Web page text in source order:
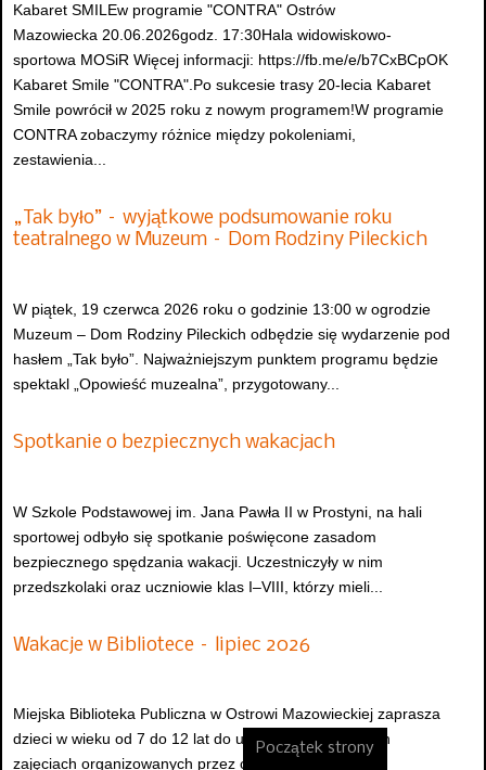
Kabaret SMILEw programie "CONTRA" Ostrów
Mazowiecka 20.06.2026godz. 17:30Hala widowiskowo-
sportowa MOSiR Więcej informacji: https://fb.me/e/b7CxBCpOK
Kabaret Smile "CONTRA".Po sukcesie trasy 20-lecia Kabaret
Smile powrócił w 2025 roku z nowym programem!W programie
CONTRA zobaczymy różnice między pokoleniami,
zestawienia...
„Tak było” – wyjątkowe podsumowanie roku
teatralnego w Muzeum – Dom Rodziny Pileckich
W piątek, 19 czerwca 2026 roku o godzinie 13:00 w ogrodzie
Muzeum – Dom Rodziny Pileckich odbędzie się wydarzenie pod
hasłem „Tak było”. Najważniejszym punktem programu będzie
spektakl „Opowieść muzealna”, przygotowany...
Spotkanie o bezpiecznych wakacjach
W Szkole Podstawowej im. Jana Pawła II w Prostyni, na hali
sportowej odbyło się spotkanie poświęcone zasadom
bezpiecznego spędzania wakacji. Uczestniczyły w nim
przedszkolaki oraz uczniowie klas I–VIII, którzy mieli...
Wakacje w Bibliotece – lipiec 2026
Miejska Biblioteka Publiczna w Ostrowi Mazowieckiej zaprasza
dzieci w wieku od 7 do 12 lat do udziału w wakacyjnych
zajęciach organizowanych przez cały lipiec 2026 roku.
Początek strony